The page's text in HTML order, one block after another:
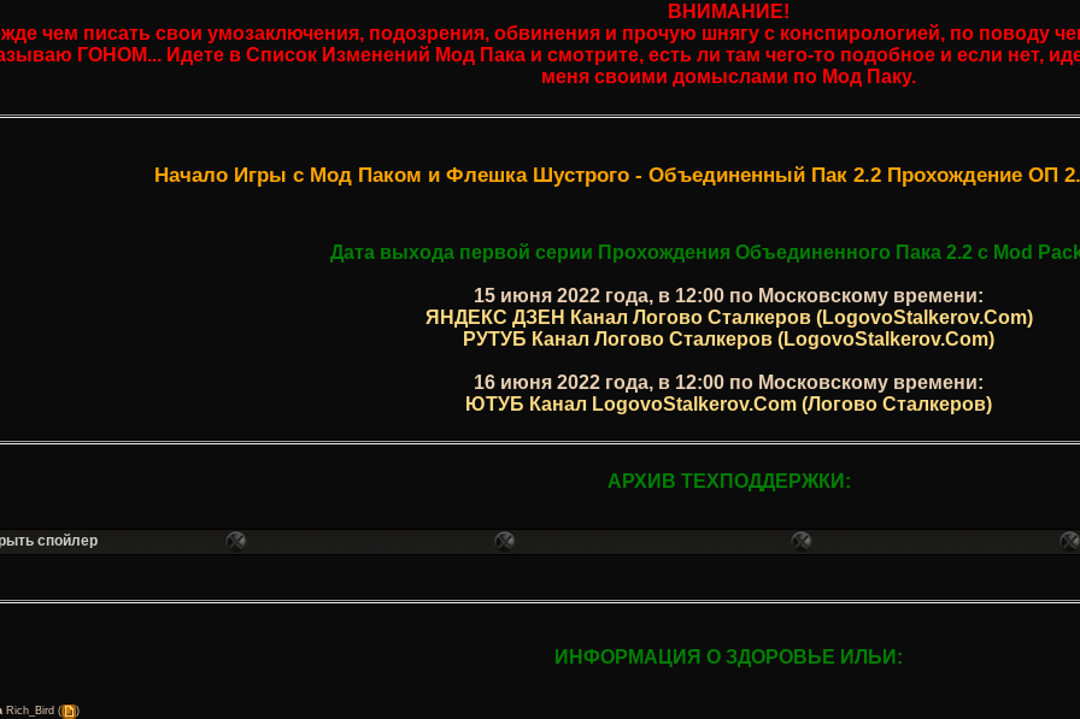
ВНИМАНИЕ!
чем писать свои умозаключения, подозрения, обвинения и прочую шнягу с конспирологией, по поводу
ГОНОМ... Идете в Список Изменений Мод Пака и смотрите, есть ли там чего-то подобное и если нет,
меня своими домыслами по Мод Паку.
Начало Игры с Мод Паком и Флешка Шустрого - Объединенный Пак 2.2 Прохождение ОП
Дата выхода первой серии Прохождения Объединенного Пака 2.2 с Mod
15 июня 2022 года, в 12:00 по Московскому времени:
ЯНДЕКС ДЗЕН Канал Логово Сталкеров (LogovoStalkerov.Com)
РУТУБ Канал Логово Сталкеров (LogovoStalkerov.Com)
16 июня 2022 года, в 12:00 по Московскому времени:
ЮТУБ Канал LogovoStalkerov.Com (Логово Сталкеров)
АРХИВ ТЕХПОДДЕРЖКИ:
ИНФОРМАЦИЯ О ЗДОРОВЬЕ ИЛЬИ:
Rich_Bird ( )